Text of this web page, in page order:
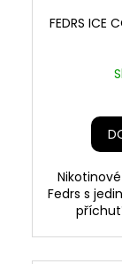
FEDRS ICE
Fedrs s